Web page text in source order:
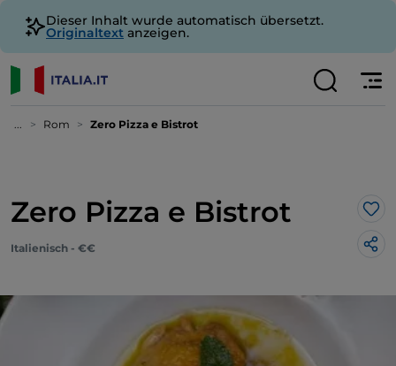
Dieser Inhalt wurde automatisch übersetzt.
Originaltext anzeigen.
... Rom Zero Pizza e Bistrot
Zero Pizza e Bistrot
Italienisch - €€